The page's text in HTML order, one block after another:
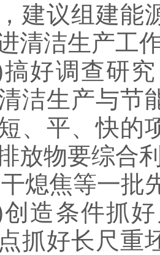
建议组建能
清洁生产工
调查研究
洁生产与节
、平、快的
放物要综合
焦等一批先
条件抓好
抓好长尺重